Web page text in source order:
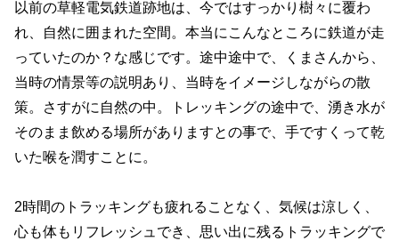
以前の草軽電気鉄道跡地は、今ではすっかり樹々に覆わ
れ、自然に囲まれた空間。本当にこんなところに鉄道が走
っていたのか？な感じです。途中途中で、くまさんから、
当時の情景等の説明あり、当時をイメージしながらの散
策。さすがに自然の中。トレッキングの途中で、湧き水が
そのまま飲める場所がありますとの事で、手ですくって乾
いた喉を潤すことに。
2時間のトラッキングも疲れることなく、気候は涼しく、
心も体もリフレッシュでき、思い出に残るトラッキングで